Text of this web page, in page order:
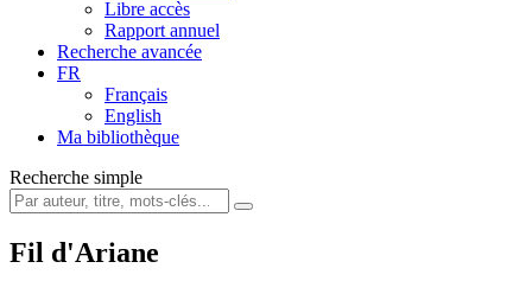
Libre accès
Rapport annuel
Recherche avancée
FR
Français
English
Ma bibliothèque
Recherche simple
Fil d'Ariane